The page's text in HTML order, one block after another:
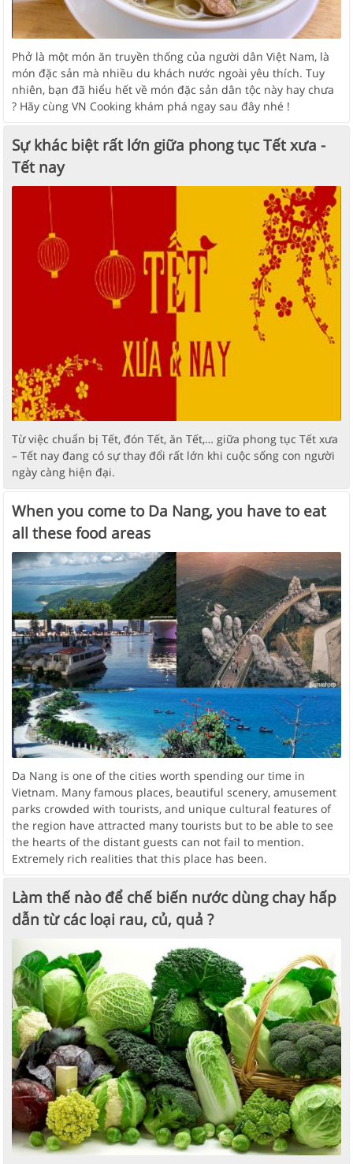
Phở là một món ăn truyền thống của người dân Việt Nam, là
món đặc sản mà nhiều du khách nước ngoài yêu thích. Tuy
nhiên, bạn đã hiểu hết về món đặc sản dân tộc này hay chưa
? Hãy cùng VN Cooking khám phá ngay sau đây nhé !
Sự khác biệt rất lớn giữa phong tục Tết xưa -
Tết nay
Từ việc chuẩn bị Tết, đón Tết, ăn Tết,… giữa phong tục Tết xưa
– Tết nay đang có sự thay đổi rất lớn khi cuộc sống con người
ngày càng hiện đại.
When you come to Da Nang, you have to eat
all these food areas
Da Nang is one of the cities worth spending our time in
Vietnam. Many famous places, beautiful scenery, amusement
parks crowded with tourists, and unique cultural features of
the region have attracted many tourists but to be able to see
the hearts of the distant guests can not fail to mention.
Extremely rich realities that this place has been.
Làm thế nào để chế biến nước dùng chay hấp
dẫn từ các loại rau, củ, quả ?